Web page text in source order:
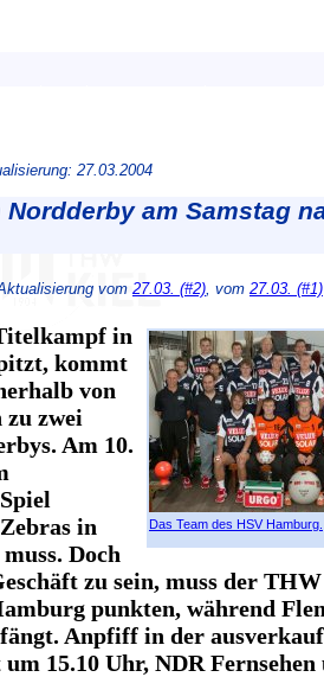
27.03.2004
Nordderby am Samstag
vom 27.03. (#2), vom 27.03. (#1)
Das Team des HSV Hamburg.
in
kommt
von
zu zwei
Am 10.
in
Doch
zu sein, muss der
punkten, während
Anpfiff in der
15.10 Uhr, NDR